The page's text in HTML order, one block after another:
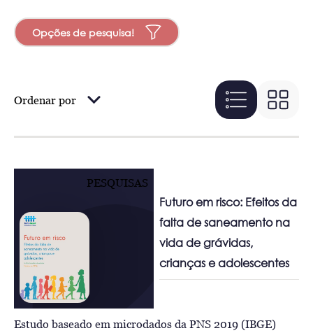
Opções de pesquisa!
Ordenar por
PESQUISAS
Futuro em risco: Efeitos da
falta de saneamento na
vida de grávidas,
crianças e adolescentes
Estudo baseado em microdados da PNS 2019 (IBGE)